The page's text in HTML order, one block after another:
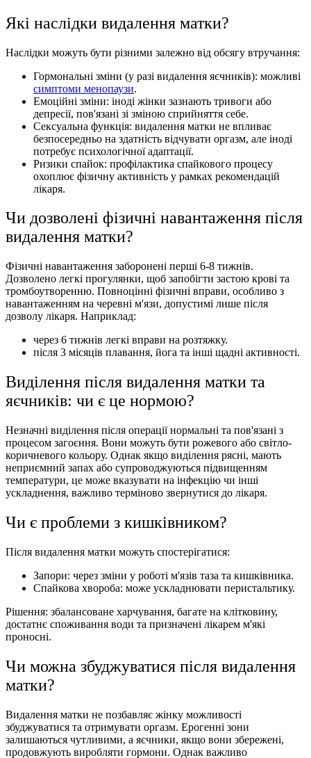
Які наслідки видалення матки?
Наслідки можуть бути різними залежно від обсягу втручання:
Гормональні зміни (у разі видалення яєчників): можливі
симптоми менопаузи.
Емоційні зміни: іноді жінки зазнають тривоги або
депресії, пов'язані зі зміною сприйняття себе.
Сексуальна функція: видалення матки не впливає
безпосередньо на здатність відчувати оргазм, але іноді
потребує психологічної адаптації.
Ризики спайок: профілактика спайкового процесу
охоплює фізичну активність у рамках рекомендацій
лікаря.
Чи дозволені фізичні навантаження після
видалення матки?
Фізичні навантаження заборонені перші 6-8 тижнів.
Дозволено легкі прогулянки, щоб запобігти застою крові та
тромбоутворенню. Повноцінні фізичні вправи, особливо з
навантаженням на черевні м'язи, допустимі лише після
дозволу лікаря. Наприклад:
через 6 тижнів легкі вправи на розтяжку.
після 3 місяців плавання, йога та інші щадні активності.
Виділення після видалення матки та
яєчників: чи є це нормою?
Незначні виділення після операції нормальні та пов'язані з
процесом загоєння. Вони можуть бути рожевого або світло-
коричневого кольору. Однак якщо виділення рясні, мають
неприємний запах або супроводжуються підвищенням
температури, це може вказувати на інфекцію чи інші
ускладнення, важливо терміново звернутися до лікаря.
Чи є проблеми з кишківником?
Після видалення матки можуть спостерігатися:
Запори: через зміни у роботі м'язів таза та кишківника.
Спайкова хвороба: може ускладнювати перистальтику.
Рішення: збалансоване харчування, багате на клітковину,
достатнє споживання води та призначені лікарем м'які
проносні.
Чи можна збуджуватися після видалення
матки?
Видалення матки не позбавляє жінку можливості
збуджуватися та отримувати оргазм. Ерогенні зони
залишаються чутливими, а яєчники, якщо вони збережені,
продовжують виробляти гормони. Однак важливо